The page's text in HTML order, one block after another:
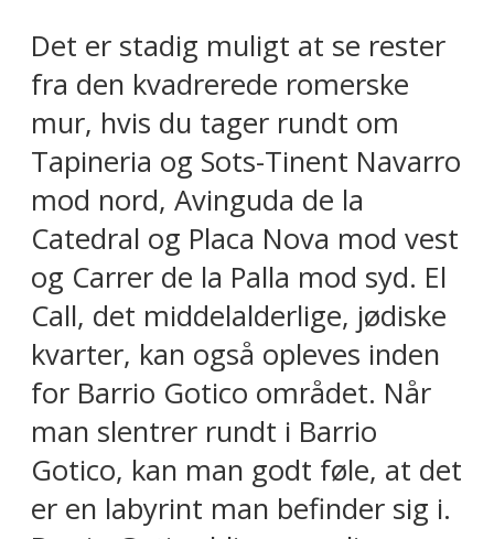
Det er stadig muligt at se rester
fra den kvadrerede romerske
mur, hvis du tager rundt om
Tapineria og Sots-Tinent Navarro
mod nord, Avinguda de la
Catedral og Placa Nova mod vest
og Carrer de la Palla mod syd. El
Call, det middelalderlige, jødiske
kvarter, kan også opleves inden
for Barrio Gotico området. Når
man slentrer rundt i Barrio
Gotico, kan man godt føle, at det
er en labyrint man befinder sig i.